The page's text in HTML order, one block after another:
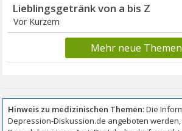
Lieblingsgetränk von a bis Z
Vor Kurzem
Mehr neue Themen